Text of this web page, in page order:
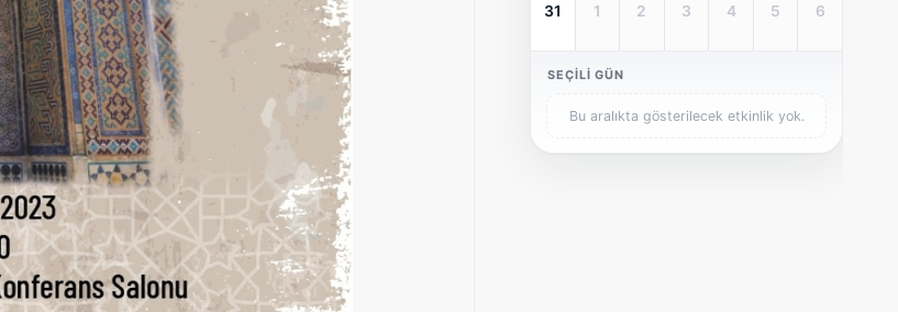
31 1 2 3 4 5 6
SEÇILI GÜN
Bu aralıkta gösterilecek etkinlik yok.